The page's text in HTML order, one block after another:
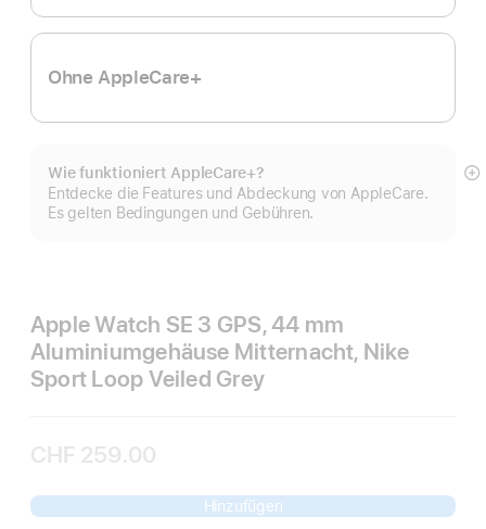
Ohne AppleCare+
Wie funktioniert AppleCare+?
Entdecke die Features und Abdeckung von AppleCare.
Es gelten Bedingungen und Gebühren.
Apple Watch SE 3 GPS, 44 mm
Aluminiumgehäuse Mitternacht, Nike
Sport Loop Veiled Grey
CHF 259.00
Hinzufügen